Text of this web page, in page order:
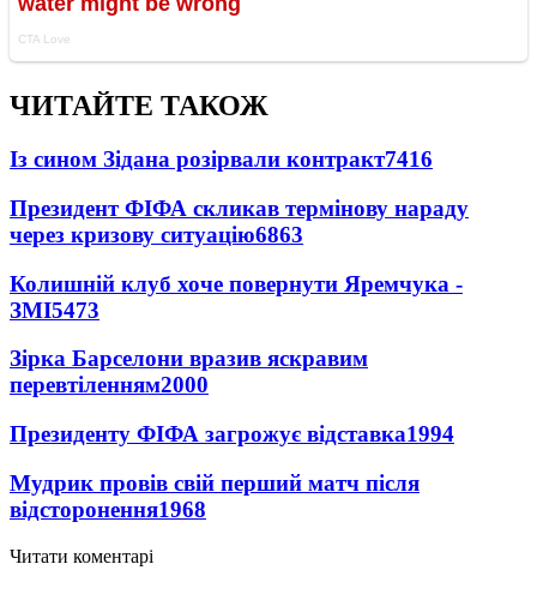
ЧИТАЙТЕ ТАКОЖ
Із сином Зідана розірвали контракт7416
Президент ФІФА скликав термінову нараду
через кризову ситуацію6863
Колишній клуб хоче повернути Яремчука -
ЗМІ5473
Зірка Барселони вразив яскравим
перевтіленням2000
Президенту ФІФА загрожує відставка1994
Мудрик провів свій перший матч після
відсторонення1968
Читати коментарі